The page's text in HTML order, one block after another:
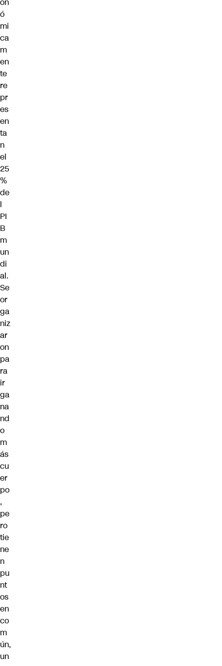
ó
mi
ca
m
en
te
re
pr
es
en
ta
n
el
25
%
de
l
PI
B
m
un
di
al.
Se
or
ga
niz
ar
on
pa
ra
ir
ga
na
nd
o
m
ás
cu
er
po
,
pe
ro
tie
ne
n
pu
nt
os
en
co
m
ún,
un